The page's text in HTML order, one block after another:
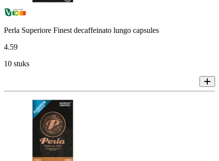
Perla Superiore Finest decaffeinato lungo capsules
4.59
10 stuks